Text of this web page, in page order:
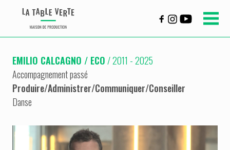
EMILIO CALCAGNO / ECO/ 2011 - 2025
Accompagnement passé
Produire/Administrer/Communiquer/Conseiller
Danse